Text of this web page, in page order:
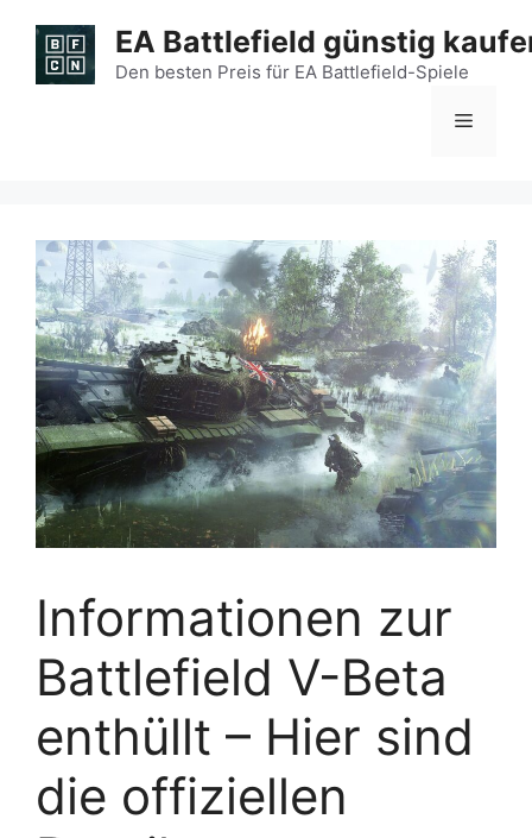
Inhalt
springen
EA Battlefield günstig
Den besten Preis für EA Battlefield-Spiele
Menü
Informationen zur
Battlefield V-Beta
enthüllt – Hier sind
die offiziellen